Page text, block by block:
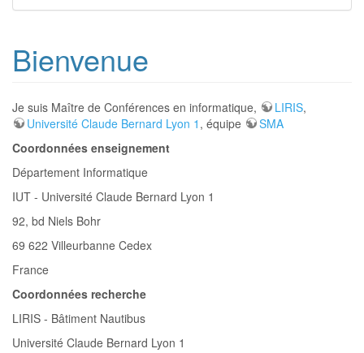
de
Bienvenue
Je suis Maître de Conférences en informatique, LIRIS,
Université Claude Bernard Lyon 1 , équipe
SMA
Coordonnées enseignement
Département Informatique
IUT - Université Claude Bernard Lyon 1
92, bd Niels Bohr
69 622 Villeurbanne Cedex
France
Coordonnées recherche
LIRIS - Bâtiment Nautibus
Université Claude Bernard Lyon 1